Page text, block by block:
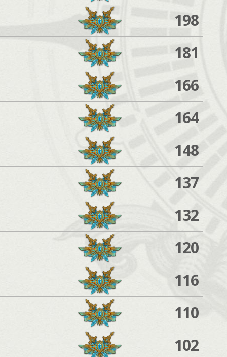
198
181
166
164
148
137
132
120
116
110
102